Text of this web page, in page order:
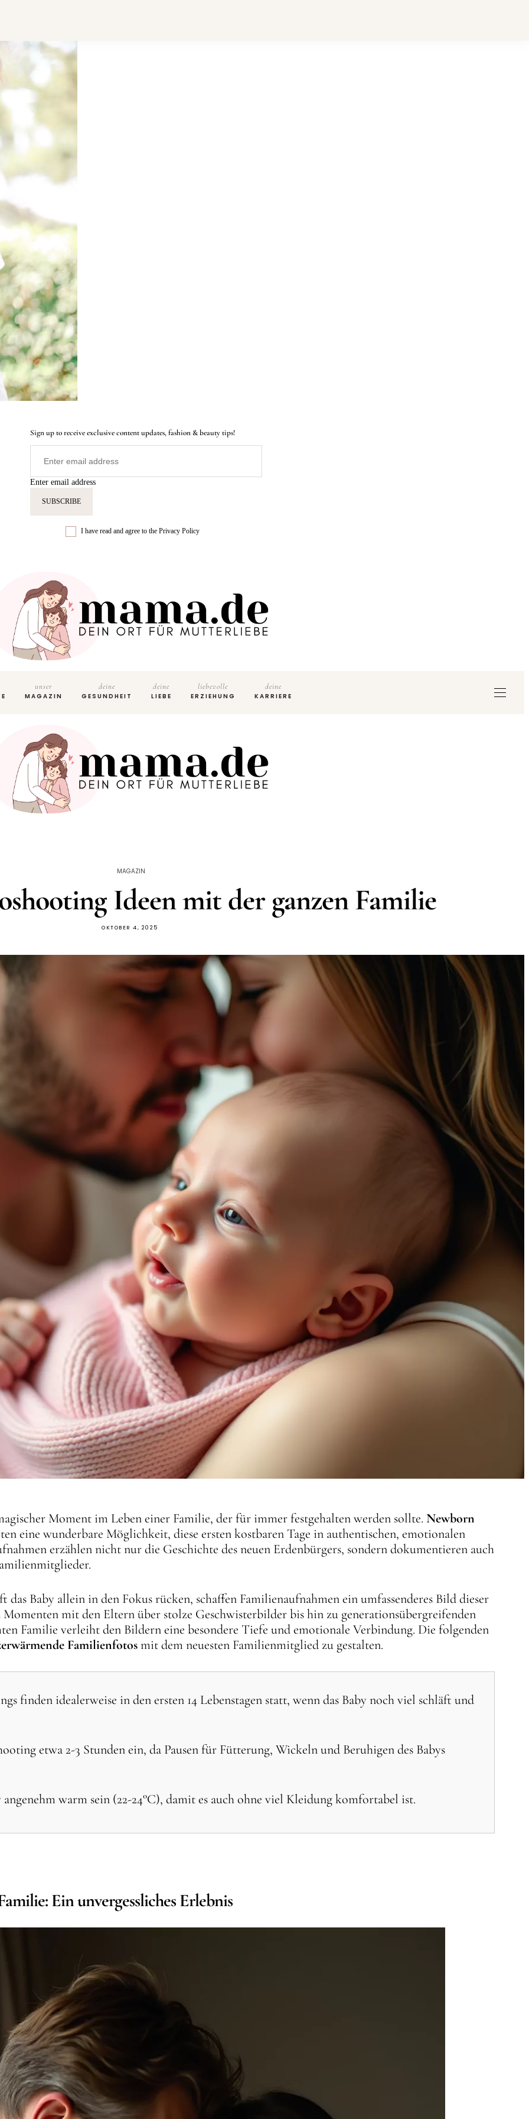
Sign up to receive exclusive content updates, fashion & beauty tips!
Enter email address
I have read and agree to the Privacy Policy
unser
MAGAZIN
deine
GESUNDHEIT
deine
LIEBE
liebevolle
ERZIEHUNG
deine
KARRIERE
MAGAZIN
Ideen mit der ganzen Familie
OKTOBER 4, 2025
Moment im Leben einer Familie, der für immer festgehalten werden sollte. Newborn
eine wunderbare Möglichkeit, diese ersten kostbaren Tage in authentischen, emotionalen
erzählen nicht nur die Geschichte des neuen Erdenbürgers, sondern dokumentieren auch
das Baby allein in den Fokus rücken, schaffen Familienaufnahmen ein umfassenderes Bild dieser
mit den Eltern über stolze Geschwisterbilder bis hin zu generationsübergreifenden
Familie verleiht den Bildern eine besondere Tiefe und emotionale Verbindung. Die folgenden
Familienfotosmit dem neuesten Familienmitglied zu gestalten.
finden idealerweise in den ersten 14 Lebenstagen statt, wenn das Baby noch viel schläft und
etwa 2-3 Stunden ein, da Pausen für Fütterung, Wickeln und Beruhigen des Babys
warm sein (22-24°C), damit es auch ohne viel Kleidung komfortabel ist.
Ein unvergessliches Erlebnis